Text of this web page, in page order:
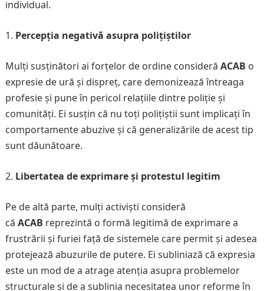
individual.
Percepția negativă asupra polițiștilor
Mulți susținători ai forțelor de ordine consideră ACAB o
expresie de ură și dispreț, care demonizează întreaga
profesie și pune în pericol relațiile dintre poliție și
comunități. Ei susțin că nu toți polițiștii sunt implicați în
comportamente abuzive și că generalizările de acest tip
sunt dăunătoare.
Libertatea de exprimare și protestul legitim
Pe de altă parte, mulți activiști consideră
că ACAB reprezintă o formă legitimă de exprimare a
frustrării și furiei față de sistemele care permit și adesea
protejează abuzurile de putere. Ei subliniază că expresia
este un mod de a atrage atenția asupra problemelor
structurale și de a sublinia necesitatea unor reforme în